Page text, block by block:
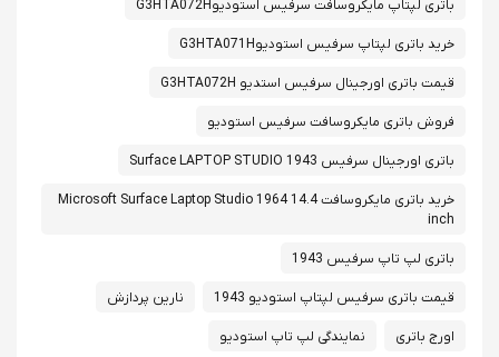
باتری لپتاپ مایکروسافت سرفیس استودیوG3HTA072H
خرید باتری لپتاپ سرفیس استودیوG3HTA071H
قیمت باتری اورجینال سرفیس استدیو G3HTA072H
فروش باتری مایکروسافت سرفیس استودیو
باتری اورجینال سرفیس Surface LAPTOP STUDIO 1943
خرید باتری مایکروسافت Microsoft Surface Laptop Studio 1964 14.4
inch
باتری لپ تاپ سرفیس 1943
قیمت باتری سرفیس لپتاپ استودیو 1943 نارین پردازش
اورج باتری نمایندگی لپ تاپ استودیو